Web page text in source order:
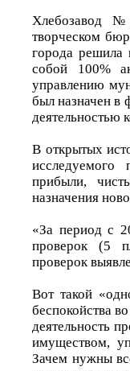
Хлебозавод
творческом
города решила
собой 100%
управлению
был назначен в
деятельностью
В открытых
прибыли,
назначения
«За период с
проверок (5
проверок
Вот такой
беспокойства
деятельность
имуществом,
Зачем нужны